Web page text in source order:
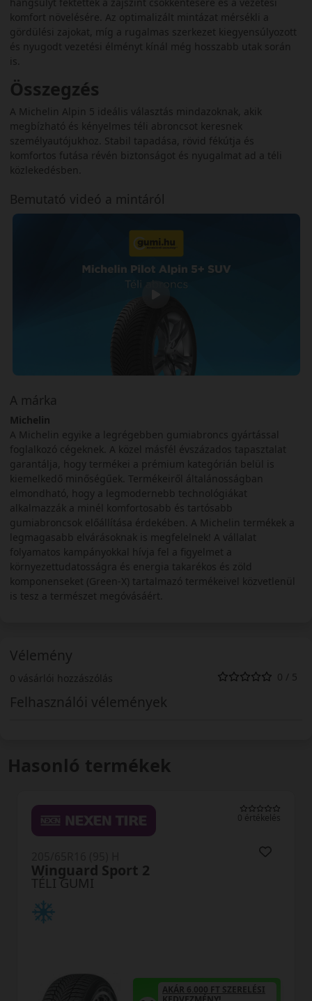
komfort növelésére. Az optimalizált mintázat mérsékli a
gördülési zajokat, míg a rugalmas szerkezet kiegyensúlyozott
és nyugodt vezetési élményt kínál még hosszabb utak során
is.
Összegzés
A Michelin Alpin 5 ideális választás mindazoknak, akik
megbízható és kényelmes téli abroncsot keresnek
személyautójukhoz. Stabil tapadása, rövid fékútja és
komfortos futása révén biztonságot és nyugalmat ad a téli
közlekedésben.
Bemutató videó a mintáról
A márka
Michelin
A Michelin egyike a legrégebben gumiabroncs gyártással
foglalkozó cégeknek. A közel másfél évszázados tapasztalat
garantálja, hogy termékei a prémium kategórián belül is
kiemelkedő minőségűek. Termékeiről általánosságban
elmondható, hogy a legmodernebb technológiákat
alkalmazzák a minél komfortosabb és tartósabb
gumiabroncsok előállítása érdekében. A Michelin termékek a
legmagasabb elvárásoknak is megfelelnek! A vállalat
folyamatos kampányokkal hívja fel a figyelmet a
környezettudatosságra és energia takarékos és zöld
komponenseket (Green-X) tartalmazó termékeivel közvetlenül
is tesz a természet megóvásáért.
Vélemény
0 vásárlói hozzászólás 0 / 5
Felhasználói vélemények
Hasonló termékek
0 értékelés
TÉLI GUMI
Polaris 6
Használja a LENDÜLET
kuponkódot!